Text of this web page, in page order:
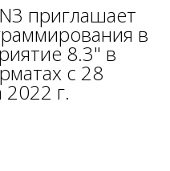
приглашает
в
8.3" в
с 28
г.